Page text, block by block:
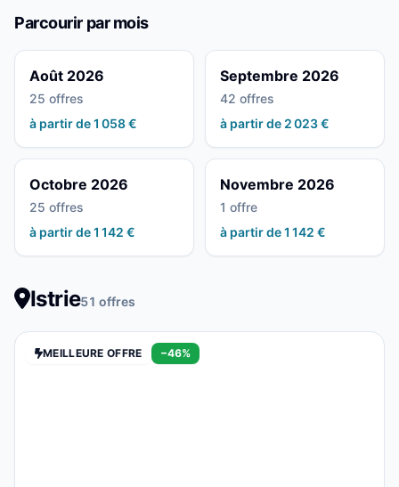
Parcourir par mois
Août 2026
25 offres
à partir de 1 058 €
Septembre 2026
42 offres
à partir de 2 023 €
Octobre 2026
25 offres
à partir de 1 142 €
Novembre 2026
1 offre
à partir de 1 142 €
Istrie51 offres
MEILLEURE OFFRE −46%